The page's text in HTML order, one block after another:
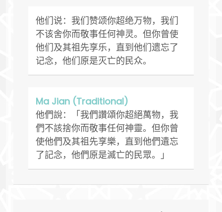
他们说：我们赞颂你超绝万物，我们
不该舍你而敬事任何神灵。但你曾使
他们及其祖先享乐，直到他们遗忘了
记念，他们原是灭亡的民众。
Ma Jian (Traditional)
他們說：「我們讚頌你超絕萬物，我
們不該捨你而敬事任何神靈。但你曾
使他們及其祖先享樂，直到他們遺忘
了記念，他們原是滅亡的民眾。」